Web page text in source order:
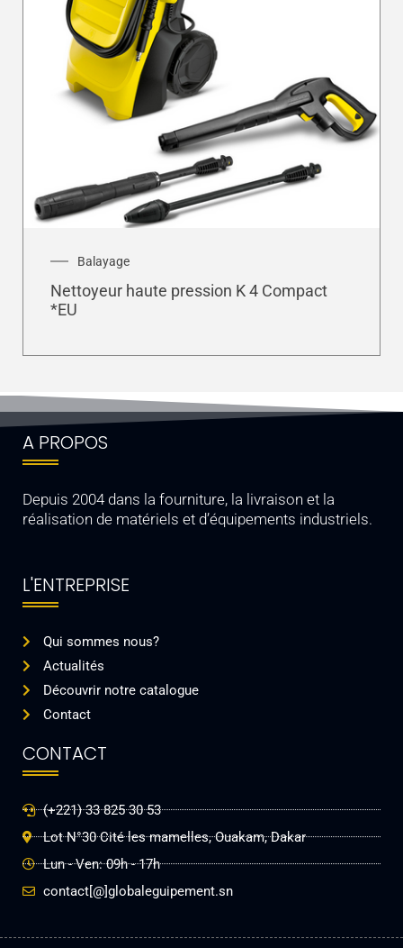
Balayage
Nettoyeur haute pression K 4 Compact
*EU
A PROPOS
Depuis 2004 dans la fourniture, la livraison et la
réalisation de matériels et d’équipements industriels.
L'ENTREPRISE
Qui sommes nous?
Actualités
Découvrir notre catalogue
Contact
CONTACT
(+221) 33 825 30 53
Lot N°30 Cité les mamelles, Ouakam, Dakar
Lun - Ven: 09h - 17h
contact[@]globaleguipement.sn